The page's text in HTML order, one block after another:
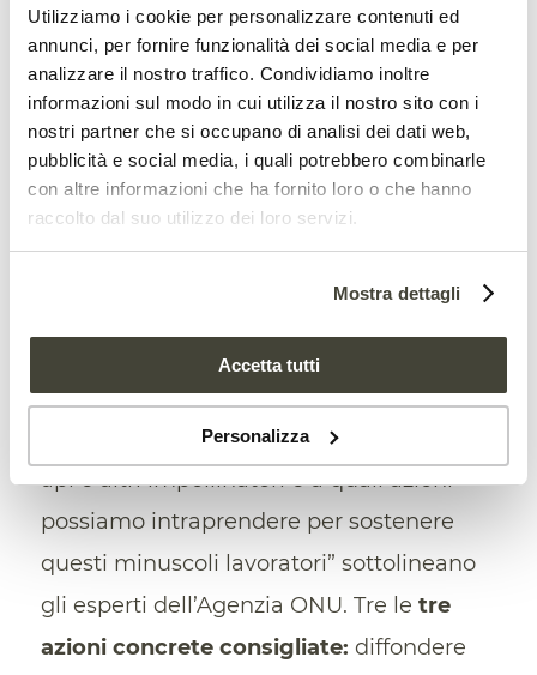
Utilizziamo i cookie per personalizzare contenuti ed
annunci, per fornire funzionalità dei social media e per
analizzare il nostro traffico. Condividiamo inoltre
informazioni sul modo in cui utilizza il nostro sito con i
nostri partner che si occupano di analisi dei dati web,
pubblicità e social media, i quali potrebbero combinarle
con altre informazioni che ha fornito loro o che hanno
raccolto dal suo utilizzo dei loro servizi.
Mostra dettagli
Accetta tutti
Personalizza
Proprio per contrastare le cause di morte
delle api e per diffonderebuone pratiche
fra agricoltori e cittadini, la FAO ha
, la federazione
internazionale delle associazioni di
apicoltori. “È il momento di ripensare a
come ci relazioniamo rispetto a natura,
api e altri impollinatori e a quali azioni
possiamo intraprendere per sostenere
questi minuscoli lavoratori” sottolineano
gli esperti dell’Agenzia ONU. Tre le tre
azioni concrete consigliate: diffondere